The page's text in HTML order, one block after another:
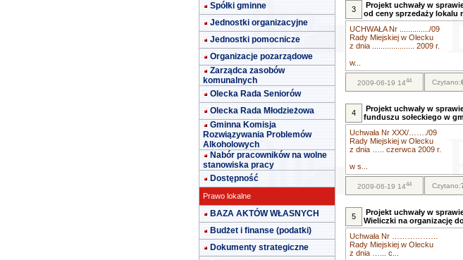
Spółki gminne
Jednostki organizacyjne
Jednostki pomocnicze
Organizacje pozarządowe
Zarządca zasobów
komunalnych
Olecka Rada Seniorów
Olecka Rada Młodzieżowa
Gminna Komisja
Rozwiązywania Problemów
Alkoholowych
Nabór pracowników na wolne
stanowiska pracy
Dostępność
Prawo lokalne
BAZA AKTÓW WŁASNYCH
Budżet i finanse (podatki)
Dokumenty strategiczne
3
Projekt uchwały w
od ceny sprzedaży lokalu
UCHWAŁA Nr ............../09
Rady Miejskiej w Olecku
z dnia .................... 2009 r.
w...
2009-06-19 1444 Czytano:
4
Projekt uchwały w
funduszu sołeckiego w
Uchwała Nr XXX/……./09
Rady Miejskiej w Olecku
z dnia ….. czerwca 2009 r.
w s...
2009-06-19 1444 Czytano:
5
Projekt uchwały w
Wieliczki na organizację
Uchwała Nr ………………
Rady Miejskiej w Olecku
z dnia …... c...